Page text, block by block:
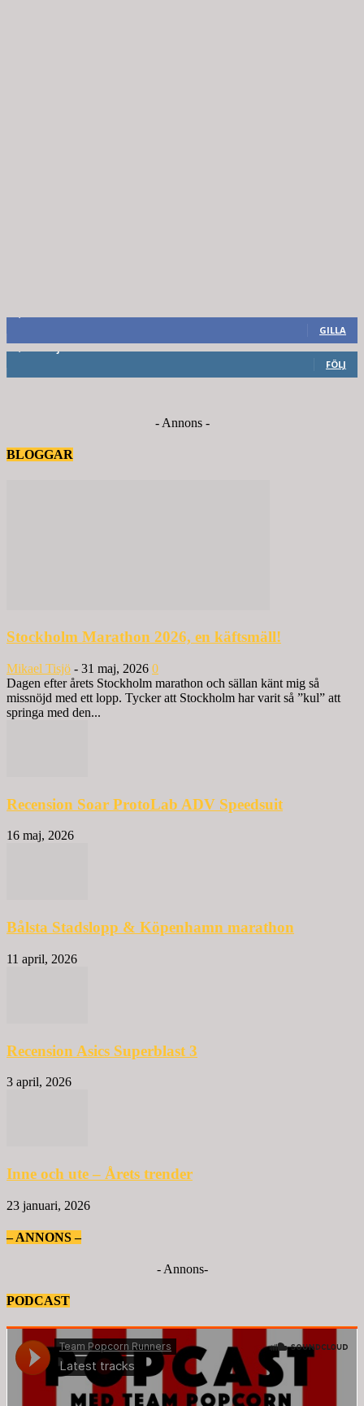
GILLA
FÖLJ
- Annons -
BLOGGAR
Stockholm Marathon 2026, en käftsmäll!
Mikael Tisjö - 31 maj, 2026 0
Dagen efter årets Stockholm marathon och sällan känt mig så
missnöjd med ett lopp. Tycker att Stockholm har varit så ”kul” att
springa med den...
Recension Soar ProtoLab ADV Speedsuit
16 maj, 2026
Bålsta Stadslopp & Köpenhamn marathon
11 april, 2026
Recension Asics Superblast 3
3 april, 2026
Inne och ute – Årets trender
23 januari, 2026
– ANNONS –
- Annons-
PODCAST